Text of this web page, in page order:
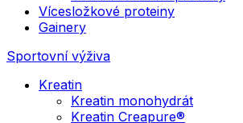
Vícesložkové proteiny
Gainery
Sportovní výživa
Kreatin
Kreatin monohydrát
Kreatin Creapure®